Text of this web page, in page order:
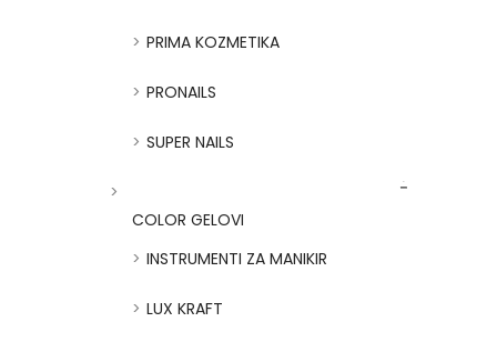
PRIMA KOZMETIKA
PRONAILS
SUPER NAILS
COLOR GELOVI
INSTRUMENTI ZA MANIKIR
LUX KRAFT